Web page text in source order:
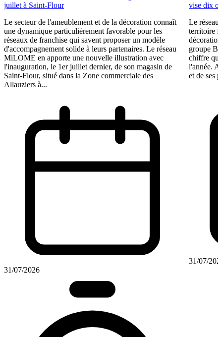
juillet à Saint-Flour
Le secteur de l'ameublement et de la décoration connaît
une dynamique particulièrement favorable pour les
réseaux de franchise qui savent proposer un modèle
d'accompagnement solide à leurs partenaires. Le réseau
MiLOME en apporte une nouvelle illustration avec
l'inauguration, le 1er juillet dernier, de son magasin de
Saint-Flour, situé dans la Zone commerciale des
Allauziers à...
31/07/2026
vise dix
Le réseau
territoire
groupe
chiffre qui
l'année.
et de ses
31/07/